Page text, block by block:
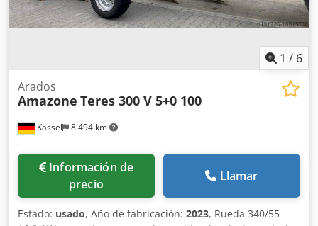
1 / 6
Kassel 8.494 km
Arados
Amazone Teres 300 V 5+0 100
Información de
precio
Llamar
Estado: usado, Año de fabricación: 2023, Rueda 340/55-